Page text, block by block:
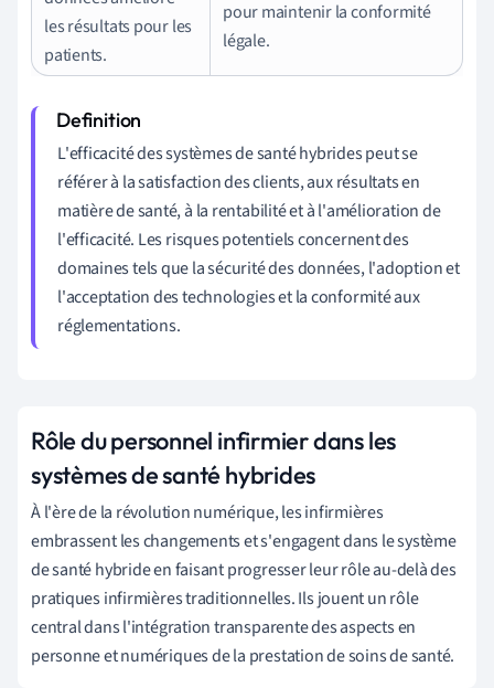
les résultats pour les
patients.
pour maintenir la conformité
légale.
L'efficacité des systèmes de santé hybrides peut se
référer à la satisfaction des clients, aux résultats en
matière de santé, à la rentabilité et à l'amélioration de
l'efficacité. Les risques potentiels concernent des
domaines tels que la sécurité des données, l'adoption et
l'acceptation des technologies et la conformité aux
réglementations.
Rôle du personnel infirmier dans les
systèmes de santé hybrides
À l'ère de la révolution numérique, les infirmières
embrassent les changements et s'engagent dans le système
de santé hybride en faisant progresser leur rôle au-delà des
pratiques infirmières traditionnelles. Ils jouent un rôle
central dans l'intégration transparente des aspects en
personne et numériques de la prestation de soins de santé.